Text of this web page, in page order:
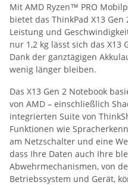
Mit AMD Ryzen™ PRO
bietet das ThinkPad X13
Leistung und
nur 1,2 kg lässt sich das
Dank der ganztägigen
wenig länger bleiben.
Das X13 Gen 2 Notebook
von AMD – einschließlich
integrierten Suite von
Funktionen wie
am Netzschalter und eine
dass Ihre Daten auch Ihre
Abwehrmechanismen, von
Betriebssystem und Gerät,